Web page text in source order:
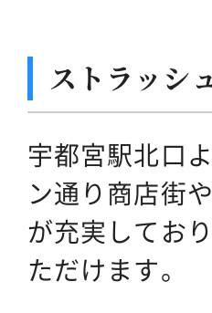
ストラッシ
宇都宮駅北口
ン通り商店街
が充実してお
ただけます。